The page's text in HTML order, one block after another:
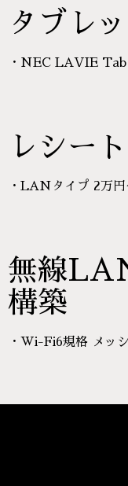
タブレ
・NEC LAVIE Tab
レシー
・LANタイプ 2万円
無線
構築
・Wi-Fi6規格 メッ